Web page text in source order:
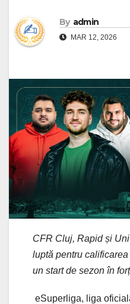
By admin
MAR 12, 2026
CFR Cluj, Rapid și
luptă pentru
un start de sezon în
eSuperliga, liga